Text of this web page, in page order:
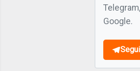
Google.